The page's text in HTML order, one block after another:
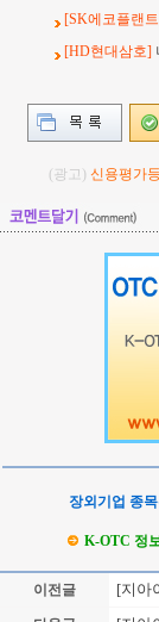
[SK에코플랜
[HD현대삼호]
(광고) 신용평가
장외기업 종
K-OTC 정
이전글 [지아